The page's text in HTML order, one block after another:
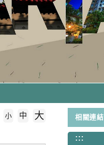
小 中 大 相關連結
:::